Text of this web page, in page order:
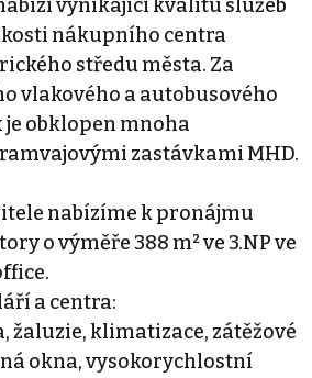
vynikající kvalitu služeb
nákupního centra
středu města. Za
vlakového a autobusového
obklopen mnoha
zastávkami MHD.
nabízíme k pronájmu
o výměře 388 m² ve 3.NP ve
a centra:
žaluzie, klimatizace, zátěžové
okna, vysokorychlostní